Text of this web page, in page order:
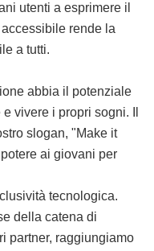
utenti a esprimere il
rende la
a tutti.
abbia il potenziale
vivere i propri sogni. Il
slogan, "Make it
ai giovani per
tecnologica.
della catena di
partner, raggiungiamo